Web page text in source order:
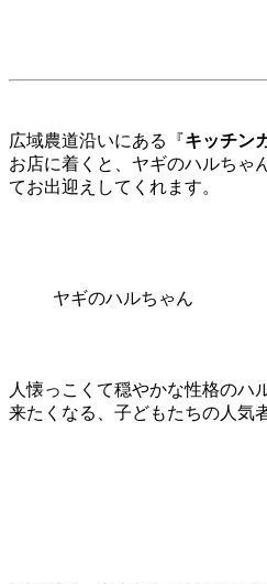
広域農道沿いにある『キッチン
お店に着くと、ヤギのハルちゃ
てお出迎えしてくれます。
ヤギのハルちゃん
人懐っこくて穏やかな性格のハ
来たくなる、子どもたちの人気者